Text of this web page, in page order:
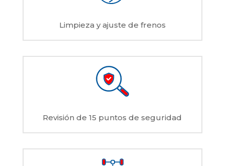
Limpieza y ajuste de frenos
Revisión de 15 puntos de seguridad